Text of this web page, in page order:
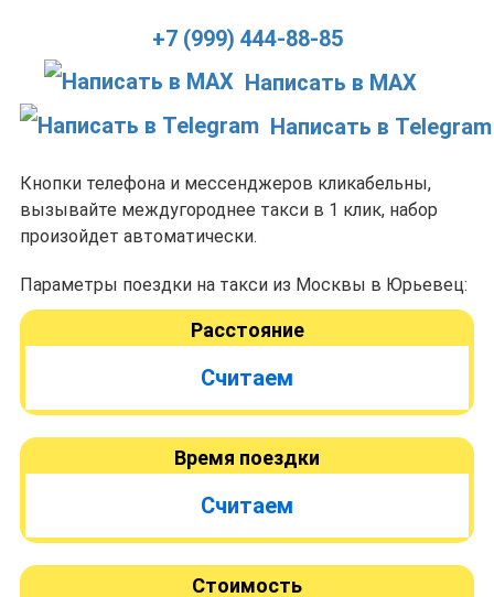
+7 (999) 444-88-85
Написать в MAX
Написать в Telegram
Кнопки телефона и мессенджеров кликабельны,
вызывайте междугороднее такси в 1 клик, набор
произойдет автоматически.
Параметры поездки на такси из Москвы в Юрьевец:
Расстояние
Считаем
Время поездки
Считаем
Стоимость